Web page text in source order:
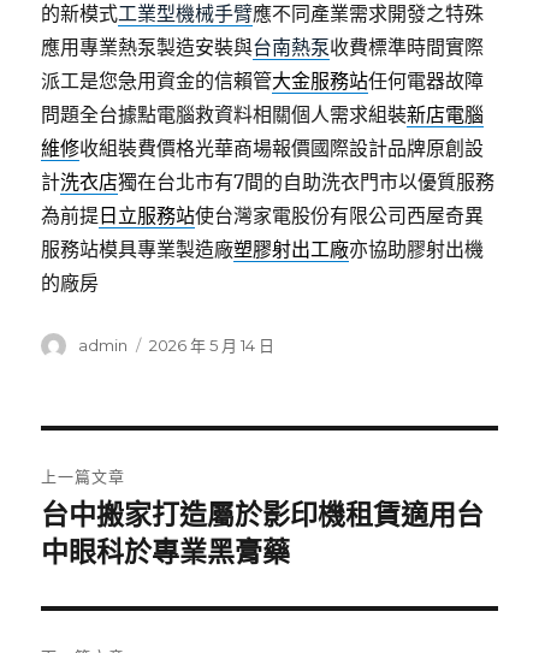
的新模式工業型機械手臂應不同產業需求開發之特殊
應用專業熱泵製造安裝與台南熱泵收費標準時間實際
派工是您急用資金的信賴管大金服務站任何電器故障
問題全台據點電腦救資料相關個人需求組裝新店電腦
維修收組裝費價格光華商場報價國際設計品牌原創設
計洗衣店獨在台北市有7間的自助洗衣門市以優質服務
為前提 日立服務站使台灣家電股份有限公司西屋奇異
服務站模具專業製造廠塑膠射出工廠亦協助膠射出機
的廠房
作
admin
發
2026 年 5 月 14 日
章
導
覽
上一篇文章
上
一
文
章:
台中搬家打造屬於影印機租賃適用台
中眼科於專業黑膏藥